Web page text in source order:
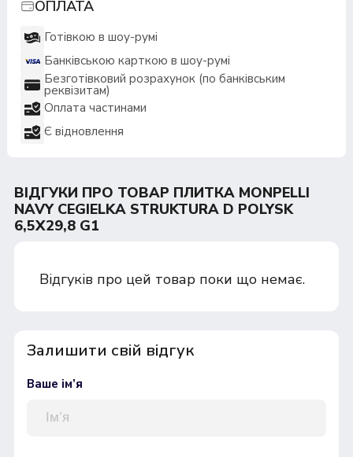
ОПЛАТА
Готівкою в шоу-румі
Банківською карткою в шоу-румі
Безготівковий розрахунок (по банківським
реквізитам)
Оплата частинами
Є відновлення
ВІДГУКИ ПРО ТОВАР ПЛИТКА MONPELLI
NAVY CEGIELKA STRUKTURA D POLYSK
6,5X29,8 G1
Відгуків про цей товар поки що немає.
Залишити свій відгук
Ваше ім’я